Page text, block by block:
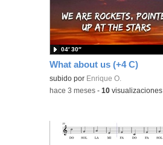
What about us (+4 C)
Contenido educativo.
subido por Enrique O.
04′ 30″
-hace 3 meses -10 visualizaciones